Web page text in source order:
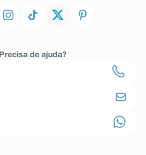
Precisa de ajuda?